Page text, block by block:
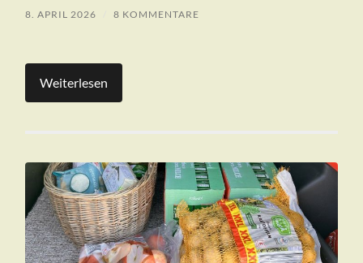
8. APRIL 2026 8 KOMMENTARE
Weiterlesen